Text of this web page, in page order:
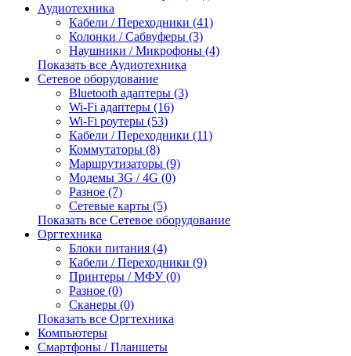
Аудиотехника
Кабели / Переходники (41)
Колонки / Сабвуферы (3)
Наушники / Микрофоны (4)
Показать все Аудиотехника
Сетевое оборудование
Bluetooth адаптеры (3)
Wi-Fi адаптеры (16)
Wi-Fi роутеры (53)
Кабели / Переходники (11)
Коммутаторы (8)
Маршрутизаторы (9)
Модемы 3G / 4G (0)
Разное (7)
Сетевые карты (5)
Показать все Сетевое оборудование
Оргтехника
Блоки питания (4)
Кабели / Переходники (9)
Принтеры / МФУ (0)
Разное (0)
Сканеры (0)
Показать все Оргтехника
Компьютеры
Смартфоны / Планшеты